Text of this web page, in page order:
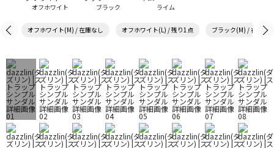
オフホワイト ブラック ライム
オフホワイト(M) / 在庫なし オフホワイト(L) / 残り1点 ブラック(M) / 在庫あ